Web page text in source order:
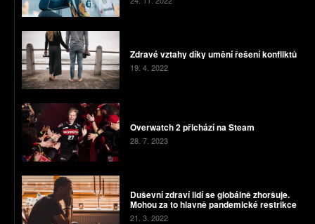
Zdravé vztahy díky umění řešení konfliktů
19. 4. 2022
Overwatch 2 přichází na Steam
28. 7. 2023
Duševní zdraví lidí se globálně zhoršuje.
Mohou za to hlavně pandemické restrikce
21. 3. 2022